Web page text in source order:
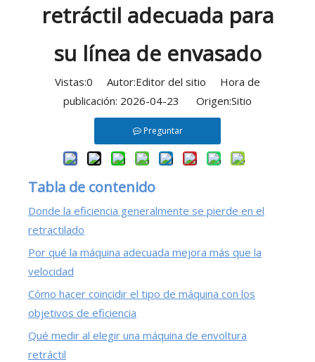
retráctil adecuada para
su línea de envasado
Vistas:0 Autor:Editor del sitio Hora de
publicación: 2026-04-23 Origen:Sitio
Preguntar
Tabla de contenido
Donde la eficiencia generalmente se pierde en el
retractilado
Por qué la máquina adecuada mejora más que la
velocidad
Cómo hacer coincidir el tipo de máquina con los
objetivos de eficiencia
Qué medir al elegir una máquina de envoltura
retráctil